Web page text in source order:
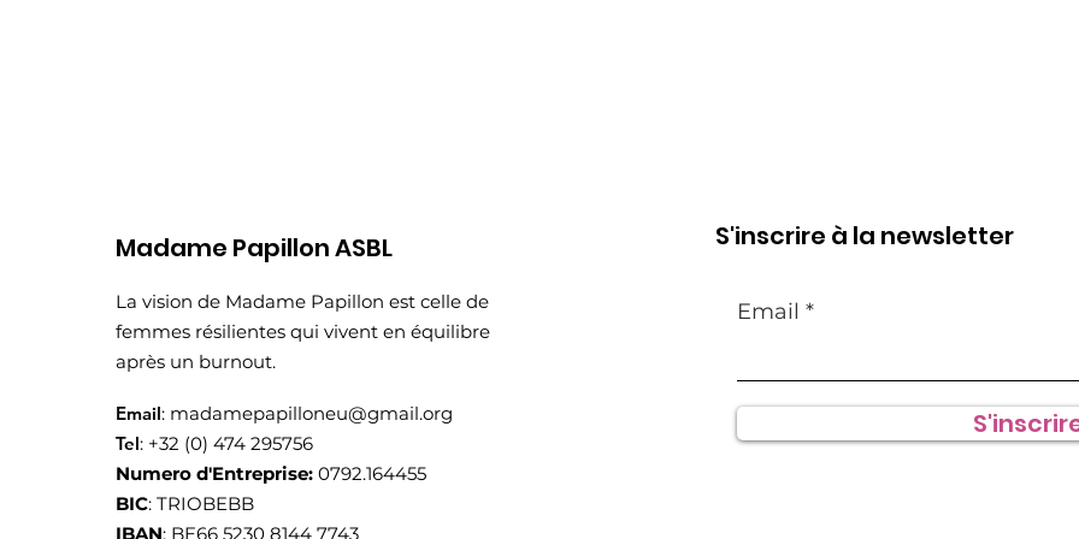
Madame Papillon ASBL
La vision de Madame Papillon est celle de
femmes résilientes qui vivent en équilibre
après un burnout.
Email: madamepapilloneu@gmail.org
Tel: +32 (0) 474 295756
Numero d'Entreprise: 0792.164455
BIC: TRIOBEBB
IBAN: BE66 5230 8144 7743
S'inscrire à la newsletter
Email